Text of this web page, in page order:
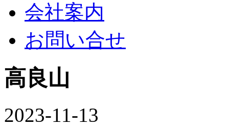
会社案内
お問い合せ
高良山
2023-11-13